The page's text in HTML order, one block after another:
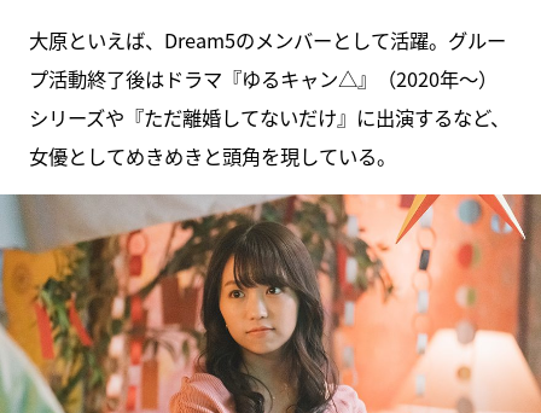
大原といえば、Dream5のメンバーとして活躍。グルー
プ活動終了後はドラマ『ゆるキャン△』（2020年～）
シリーズや『ただ離婚してないだけ』に出演するなど、
女優としてめきめきと頭角を現している。